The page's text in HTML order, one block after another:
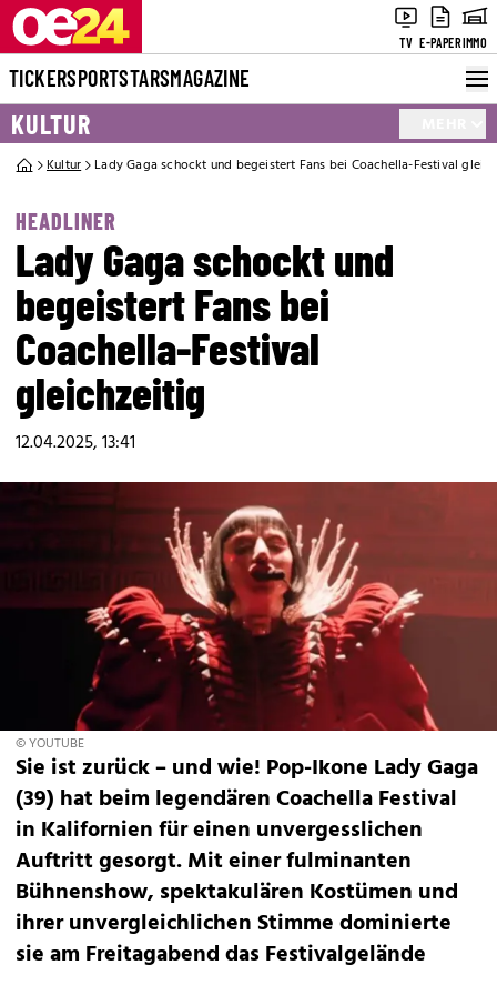
TV E-PAPERIMMO
TICKERSPORTSTARSMAGAZINE
KULTUR
Kultur Lady Gaga schockt und begeistert Fans bei Coachella-Festival
HEADLINER
Lady Gaga schockt und
begeistert Fans bei
Coachella-Festival
gleichzeitig
12.04.2025, 13:41
© YOUTUBE
Sie ist zurück – und wie! Pop-Ikone Lady Gaga
(39) hat beim legendären Coachella Festival
in Kalifornien für einen unvergesslichen
Auftritt gesorgt. Mit einer fulminanten
Bühnenshow, spektakulären Kostümen und
ihrer unvergleichlichen Stimme dominierte
sie am Freitagabend das Festivalgelände